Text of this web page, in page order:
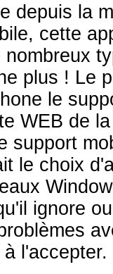
depuis la
cette
plus ! Le
le
WEB de
support
le choix
ignore
l'accepter.